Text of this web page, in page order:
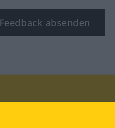
Feedback absenden